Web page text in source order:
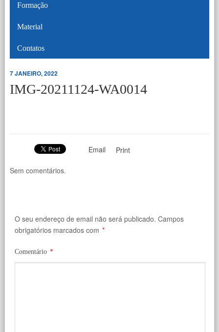
Formação
Material
Contatos
7 JANEIRO, 2022
IMG-20211124-WA0014
Email Print
Sem comentários.
O seu endereço de email não será publicado. Campos
obrigatórios marcados com *
Comentário *